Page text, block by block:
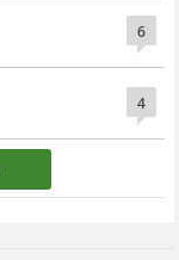
6
4